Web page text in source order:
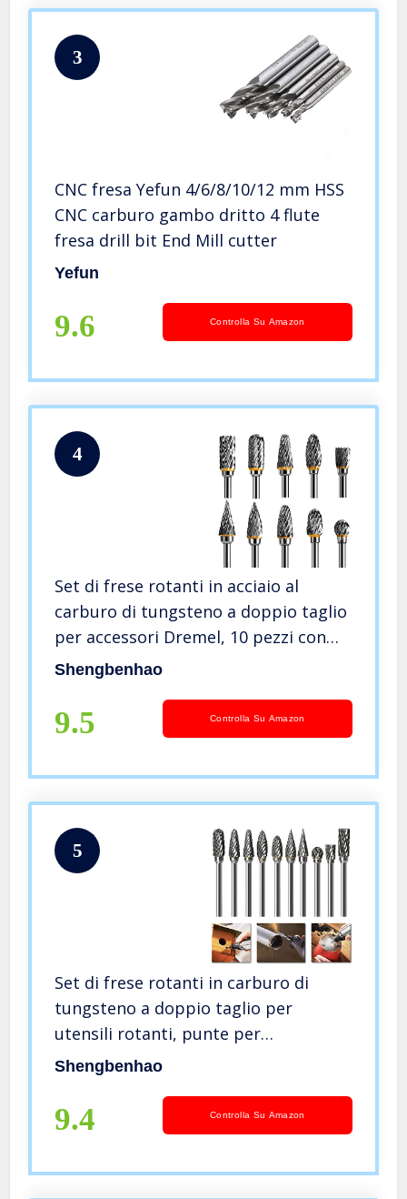
3
CNC fresa Yefun 4/6/8/10/12 mm HSS
CNC carburo gambo dritto 4 flute
fresa drill bit End Mill cutter
Yefun
9.6 Controlla Su Amazon
4
Set di frese rotanti in acciaio al
carburo di tungsteno a doppio taglio
per accessori Dremel, 10 pezzi con
gambo da 1/8″, trapano fai da te,
Shengbenhao
9.5 Controlla Su Amazon
5
Set di frese rotanti in carburo di
tungsteno a doppio taglio per
utensili rotanti, punte per
smerigliatrice, lavorazione del legno,
perforazione, lucidatura
Shengbenhao
9.4 Controlla Su Amazon